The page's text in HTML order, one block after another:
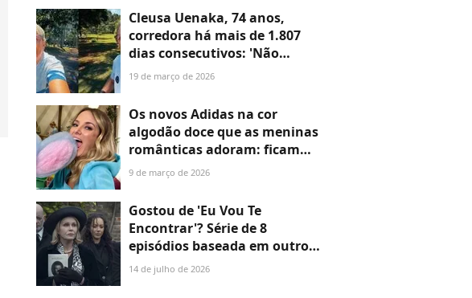
encontro
Cleusa Uenaka, 74 anos,
corredora há mais de 1.807
dias consecutivos: 'Não
adianta querer ter o corpo
saudável que te acompanhe'
19 de março de 2026
Os novos Adidas na cor
algodão doce que as meninas
românticas adoram: ficam
perfeitos com jeans claros no
9 de março de 2026
Gostou de 'Eu Vou Te
Encontrar'? Série de 8
episódios baseada em outro
livro de Harlan Coben,
14 de julho de 2026